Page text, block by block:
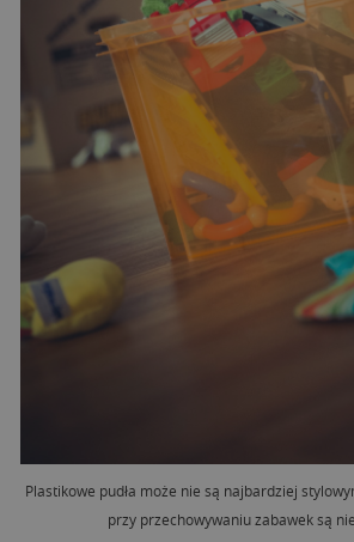
Plastikowe pudła może nie są najbardziej
przy przechowywaniu zabawek są